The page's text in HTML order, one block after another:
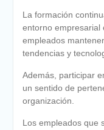
La formación
entorno empresarial
empleados
tendencias y
Además, participar
un sentido de
organización.
Los empleados que